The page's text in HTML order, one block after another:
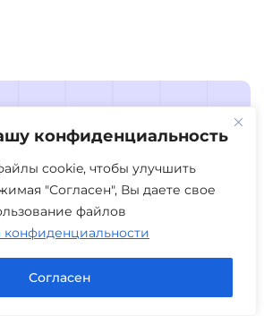
конфиденциальность
cookie, чтобы улучшить
"Согласен", Вы даете свое
файлов
конфиденциальности
Согласен
часто
вопросы
мы собрали ответы на
вопросы, с которыми к
существу — без лишней